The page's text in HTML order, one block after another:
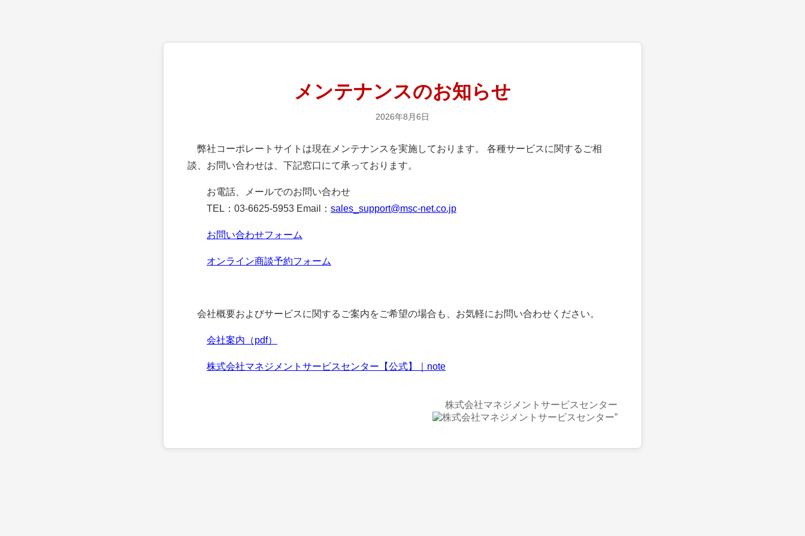
メンテナンスのお知らせ
2026年8月6日
弊社コーポレートサイトは現在メンテナンスを実施しております。 各種サービスに関するご相
談、お問い合わせは、下記窓口にて承っております。
お電話、メールでのお問い合わせ
TEL：03-6625-5953 Email： sales_support@msc-net.co.jp
お問い合わせフォーム
オンライン商談予約フォーム
会社概要およびサービスに関するご案内をご希望の場合も、お気軽にお問い合わせください。
会社案内（pdf）
株式会社マネジメントサービスセンター【公式】｜note
株式会社マネジメントサービスセンター